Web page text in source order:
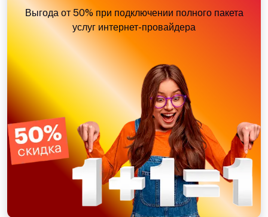
Выгода от 50% при подключении полного пакета
услуг интернет-провайдера